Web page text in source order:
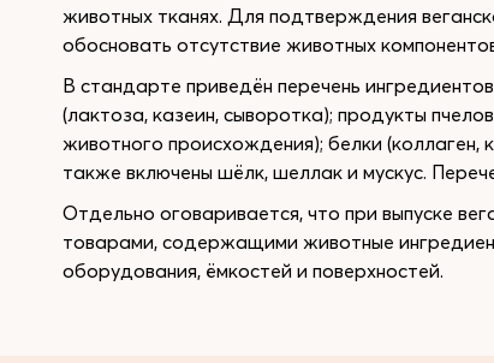
животных тканях. Для подтверждения
обосновать отсутствие животных
В стандарте приведён перечень
(лактоза, казеин, сыворотка); продукты
животного происхождения); белки (коллаген,
также включены шёлк, шеллак и мускус.
Отдельно оговаривается, что при выпуске
товарами, содержащими животные
оборудования, ёмкостей и поверхностей.